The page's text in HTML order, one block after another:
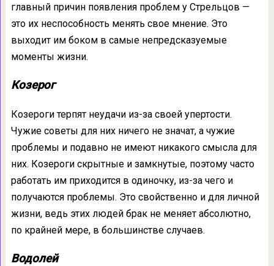
главный причин появления проблем у Стрельцов —
это их неспособность менять свое мнение. Это
выходит им боком в самые непредсказуемые
моменты жизни.
Козерог
Козероги терпят неудачи из-за своей упертости.
Чужие советы для них ничего не значат, а чужие
проблемы и подавно не имеют никакого смысла для
них. Козероги скрытные и замкнутые, поэтому часто
работать им приходится в одиночку, из-за чего и
получаются проблемы. Это свойственно и для личной
жизни, ведь этих людей брак не меняет абсолютно,
по крайней мере, в большинстве случаев.
Водолей